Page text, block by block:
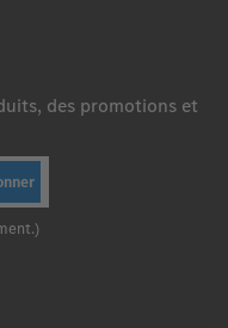
des promotions et